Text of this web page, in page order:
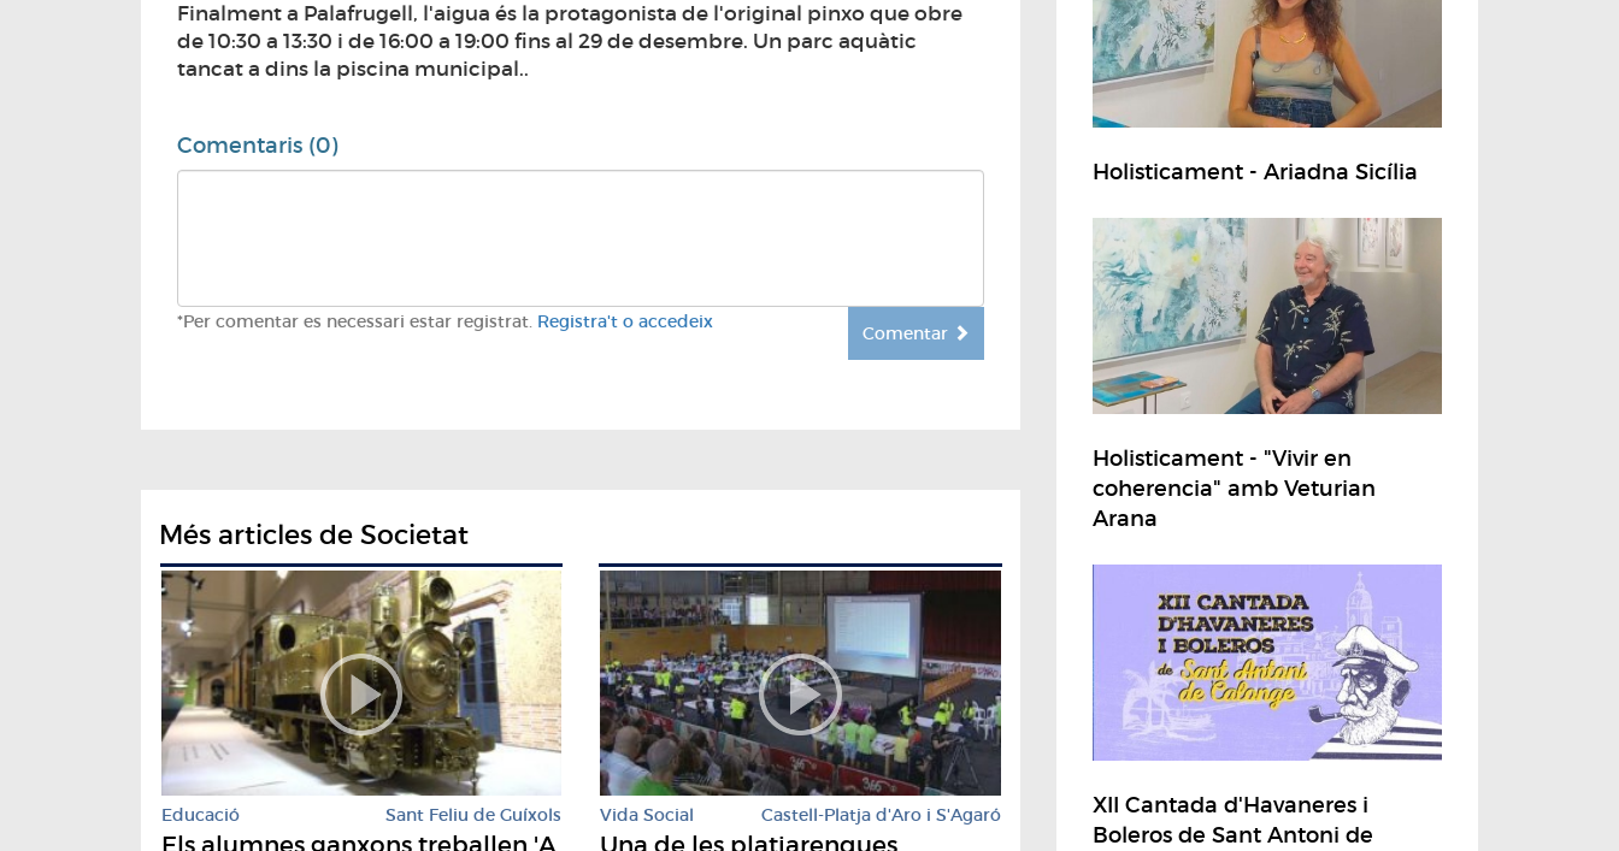
Finalment a Palafrugell, l'aigua és la protagonista de l'original pinxo que obre
de 10:30 a 13:30 i de 16:00 a 19:00 fins al 29 de desembre. Un parc aquàtic
tancat a dins la piscina municipal..
Comentaris (0)
*Per comentar es necessari estar registrat. Registra't o accedeix
Comentar
Més articles de Societat
Educació Sant Feliu de Guíxols
Els alumnes ganxons treballen 'A
Vida Social Castell-Platja d'Aro i S'Agaró
Holisticament - Ariadna Sicília
Holisticament - "Vivir en
coherencia" amb Veturian
Arana
XII Cantada d'Havaneres i
Boleros de Sant Antoni de